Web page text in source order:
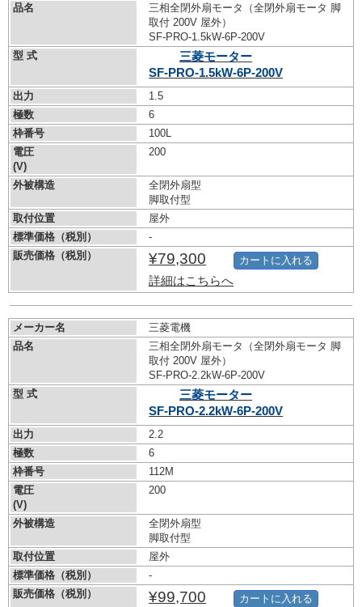
品名
三相全閉外扇モータ（全閉外扇モータ 脚
取付 200V 屋外）
SF-PRO-1.5kW-6P-200V
型 式
三菱モーター
SF-PRO-1.5kW-6P-200V
出力
1.5
極数
6
枠番号
100L
電圧
(V)
200
外被構造
全閉外扇型
脚取付型
取付位置
屋外
標準価格（税別）
-
販売価格（税別）
¥79,300
詳細はこちらへ
カートに入れる
メーカー名
三菱電機
品名
三相全閉外扇モータ（全閉外扇モータ 脚
取付 200V 屋外）
SF-PRO-2.2kW-6P-200V
型 式
三菱モーター
SF-PRO-2.2kW-6P-200V
出力
2.2
極数
6
枠番号
112M
電圧
(V)
200
外被構造
全閉外扇型
脚取付型
取付位置
屋外
標準価格（税別）
-
販売価格（税別）
¥99,700 カートに入れる